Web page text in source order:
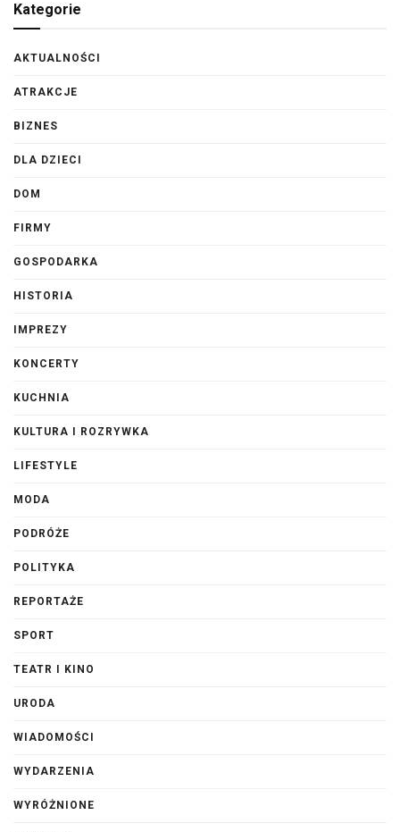
Kategorie
AKTUALNOŚCI
ATRAKCJE
BIZNES
DLA DZIECI
DOM
FIRMY
GOSPODARKA
HISTORIA
IMPREZY
KONCERTY
KUCHNIA
KULTURA I ROZRYWKA
LIFESTYLE
MODA
PODRÓŻE
POLITYKA
REPORTAŻE
SPORT
TEATR I KINO
URODA
WIADOMOŚCI
WYDARZENIA
WYRÓŻNIONE